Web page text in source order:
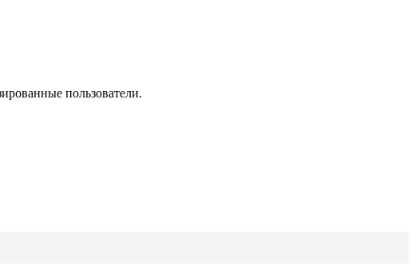
пользователи.